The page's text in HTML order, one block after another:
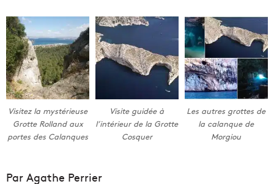
Visitez la mystérieuse
Grotte Rolland aux
portes des Calanques
Visite guidée à
l’intérieur de la Grotte
Cosquer
Les autres grottes de
la calanque de
Morgiou
Par Agathe Perrier